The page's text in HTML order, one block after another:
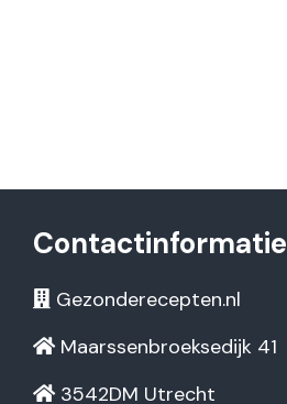
Contactinformatie
Gezonderecepten.nl
Maarssenbroeksedijk 41
3542DM Utrecht